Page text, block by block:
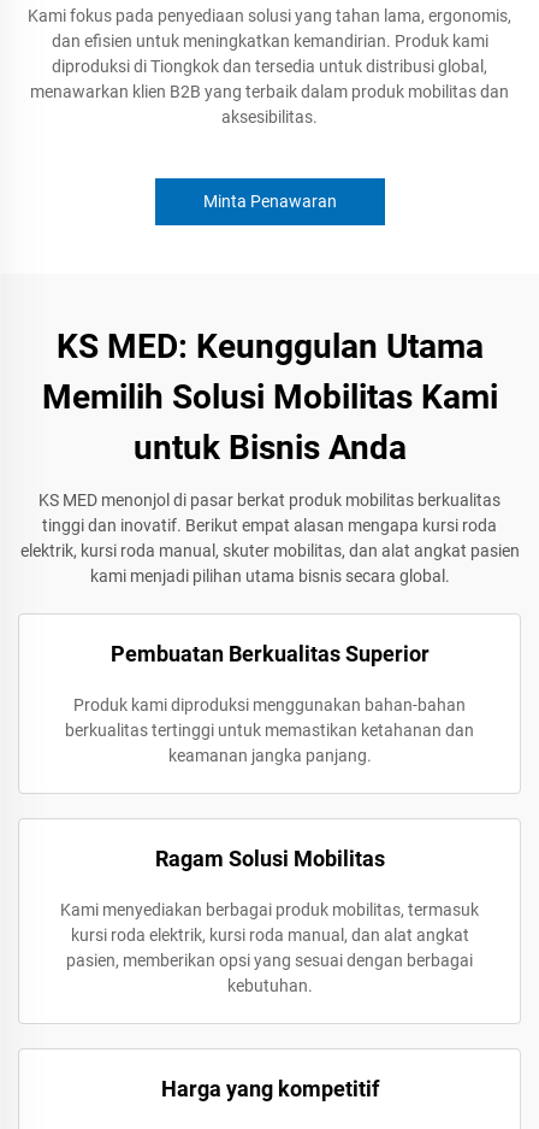
Kami fokus pada penyediaan solusi yang tahan lama, ergonomis,
dan efisien untuk meningkatkan kemandirian. Produk kami
diproduksi di Tiongkok dan tersedia untuk distribusi global,
menawarkan klien B2B yang terbaik dalam produk mobilitas dan
aksesibilitas.
Minta Penawaran
KS MED: Keunggulan Utama
Memilih Solusi Mobilitas Kami
untuk Bisnis Anda
KS MED menonjol di pasar berkat produk mobilitas berkualitas
tinggi dan inovatif. Berikut empat alasan mengapa kursi roda
elektrik, kursi roda manual, skuter mobilitas, dan alat angkat pasien
kami menjadi pilihan utama bisnis secara global.
Pembuatan Berkualitas Superior
Produk kami diproduksi menggunakan bahan-bahan
berkualitas tertinggi untuk memastikan ketahanan dan
keamanan jangka panjang.
Ragam Solusi Mobilitas
Kami menyediakan berbagai produk mobilitas, termasuk
kursi roda elektrik, kursi roda manual, dan alat angkat
pasien, memberikan opsi yang sesuai dengan berbagai
kebutuhan.
Harga yang kompetitif